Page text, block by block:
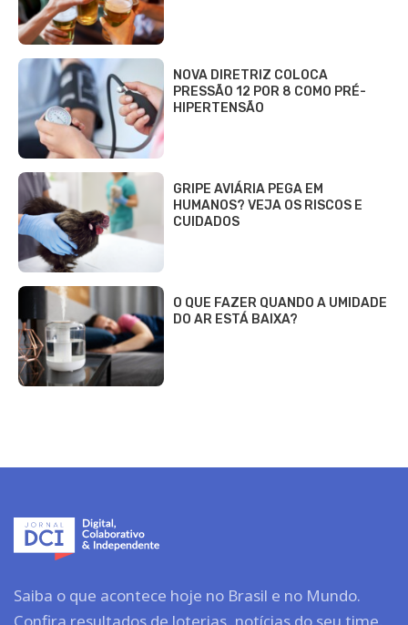
NOVA DIRETRIZ COLOCA
PRESSÃO 12 POR 8 COMO PRÉ-
HIPERTENSÃO
GRIPE AVIÁRIA PEGA EM
HUMANOS? VEJA OS RISCOS E
CUIDADOS
O QUE FAZER QUANDO A UMIDADE
DO AR ESTÁ BAIXA?
Saiba o que acontece hoje no Brasil e no Mundo.